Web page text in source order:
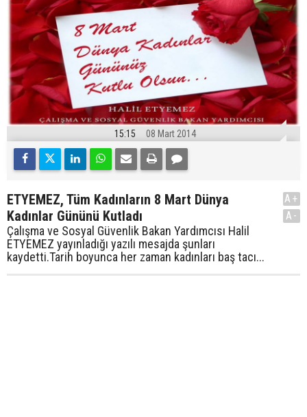
15:15 08 Mart 2014
ETYEMEZ, Tüm Kadınların 8 Mart Dünya
Kadınlar Gününü Kutladı
Çalışma ve Sosyal Güvenlik Bakan Yardımcısı Halil
ETYEMEZ yayınladığı yazılı mesajda şunları
kaydetti.Tarih boyunca her zaman kadınları baş tacı...
A+
A-